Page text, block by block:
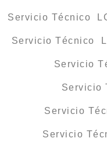
Servicio Técnico
Servicio Técnico
Servicio
Servicio
Servicio
Servicio